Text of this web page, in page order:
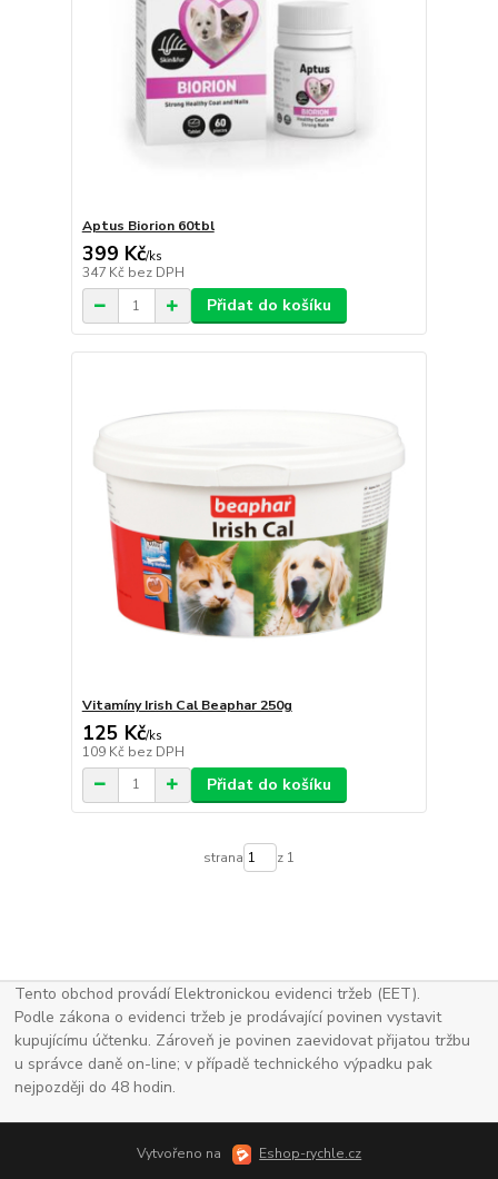
Aptus Biorion 60tbl
399 Kč/ks
347 Kč bez DPH
Přidat do košíku
Vitamíny Irish Cal Beaphar 250g
125 Kč/ks
109 Kč bez DPH
Přidat do košíku
strana z 1
Tento obchod provádí Elektronickou evidenci tržeb (EET).
Podle zákona o evidenci tržeb je prodávající povinen vystavit
kupujícímu účtenku. Zároveň je povinen zaevidovat přijatou tržbu
u správce daně on-line; v případě technického výpadku pak
nejpozději do 48 hodin.
Vytvořeno na Eshop-rychle.cz